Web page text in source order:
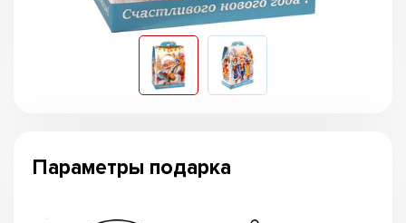
Параметры подарка